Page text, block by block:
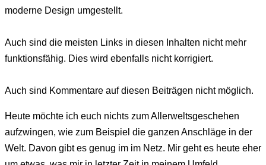
moderne Design umgestellt.
Auch sind die meisten Links in diesen Inhalten nicht mehr
funktionsfähig. Dies wird ebenfalls nicht korrigiert.
Auch sind Kommentare auf diesen Beiträgen nicht möglich.
Heute möchte ich euch nichts zum Allerweltsgeschehen
aufzwingen, wie zum Beispiel die ganzen Anschläge in der
Welt. Davon gibt es genug im im Netz. Mir geht es heute eher